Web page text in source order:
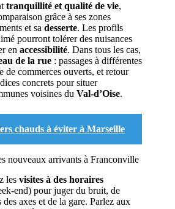
tranquillité et qualité de vie,
grâce à ses zones
et sa desserte. Les profils
pourront tolérer des nuisances
en accessibilité. Dans tous les cas,
de la rue : passages à différentes
de commerces ouverts, et retour
concrets pour situer
voisines du Val-d’Oise.
chauds à éviter à Marseille
nouveaux arrivants à Franconville
les visites à des horaires
end) pour juger du bruit, de
axes et de la gare. Parlez aux